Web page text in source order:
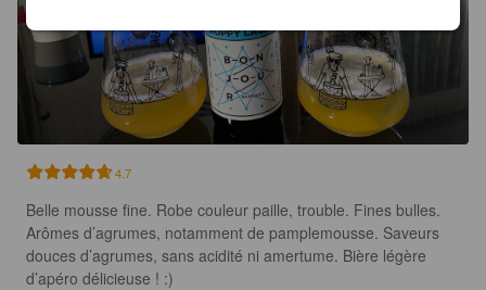
4.7
Belle mousse fine. Robe couleur paille, trouble. Fines bulles.
Arômes d’agrumes, notamment de pamplemousse. Saveurs
douces d’agrumes, sans acidité ni amertume. Bière légère
d’apéro délicieuse ! :)